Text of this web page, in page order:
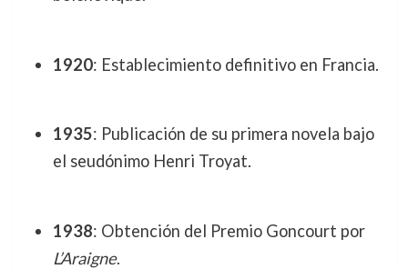
1920: Establecimiento definitivo en Francia.
1935: Publicación de su primera novela bajo
el seudónimo Henri Troyat.
1938: Obtención del Premio Goncourt por
L’Araigne.